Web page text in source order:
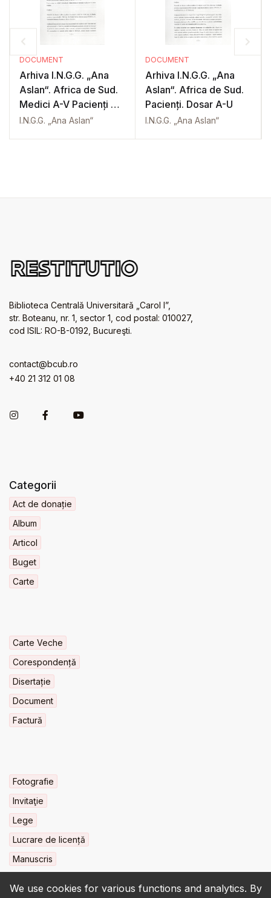
We use cookies for various functions and analytics. By
DOCUMENT
Arhiva I.N.G.G. „Ana
Aslan“. Africa de Sud.
Medici A-V Pacienți A-
W
I.N.G.G. „Ana Aslan“
DOCUMENT
Arhiva I.N.G.G. „Ana
Aslan“. Africa de Sud.
Pacienți. Dosar A-U
I.N.G.G. „Ana Aslan“
Biblioteca Centrală Universitară „Carol I”,
str. Boteanu, nr. 1, sector 1, cod postal: 010027,
cod ISIL: RO-B-0192, Bucureşti.
contact@bcub.ro
+40 21 312 01 08
Categorii
Act de donație
Album
Articol
Buget
Carte
Carte Veche
Corespondență
Disertație
Document
Factură
Fotografie
Invitaţie
Lege
Lucrare de licență
Manuscris